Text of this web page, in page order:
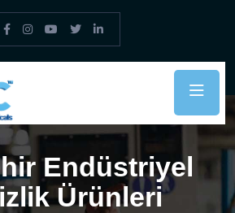
Endüstriyel
Ürünleri